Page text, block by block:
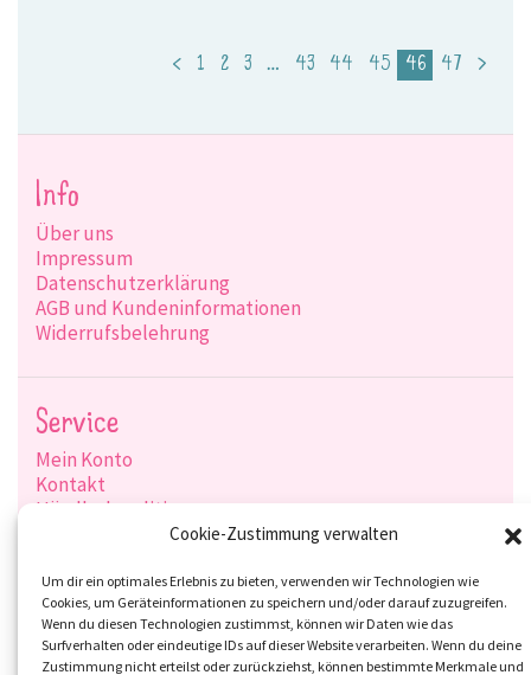
Cookie-Zustimmung verwalten
Um dir ein optimales Erlebnis zu bieten, verwenden wir Technologien wie
Cookies, um Geräteinformationen zu speichern und/oder darauf zuzugreifen.
Wenn du diesen Technologien zustimmst, können wir Daten wie das
Surfverhalten oder eindeutige IDs auf dieser Website verarbeiten. Wenn du deine
Zustimmung nicht erteilst oder zurückziehst, können bestimmte Merkmale und
< 1 2 3 … 43 44 45 46 47 >
Info
Über uns
Impressum
Datenschutzerklärung
AGB und Kundeninformationen
Widerrufsbelehrung
Service
Mein Konto
Kontakt
Händlerkonditionen
Zahlungsarten